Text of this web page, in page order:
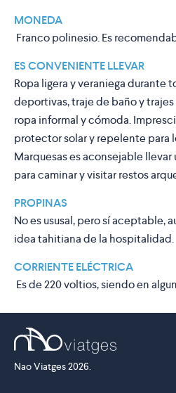
MONEDA
Franco polinesio. Es
ES CONVENIENTE LLEVAR
Ropa ligera y veraniega durante
deportivas, traje de baño y trajes
ropa informal y cómoda.
protector solar y repelente para
Marquesas es aconsejable
para caminar y visitar restos
PROPINAS
No es ususal, pero sí aceptable,
idea tahitiana de la hospitalidad.
CORRIENTE ELÉCTRICA
Es de 220 voltios, siendo en
Nao Viatges 2026.